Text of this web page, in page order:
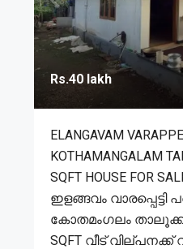
Rs.40 lakh
ELANGAVAM
KOTHAMANGALAM
SQFT HOUSE FOR
ഇളങ്ങവം
കോതമംഗലം
SQFT വീട് വില്പനക്ക്